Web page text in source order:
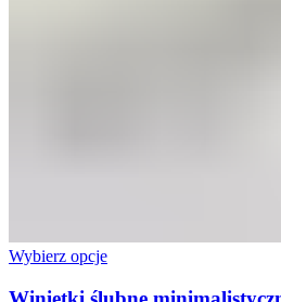
Wybierz opcje